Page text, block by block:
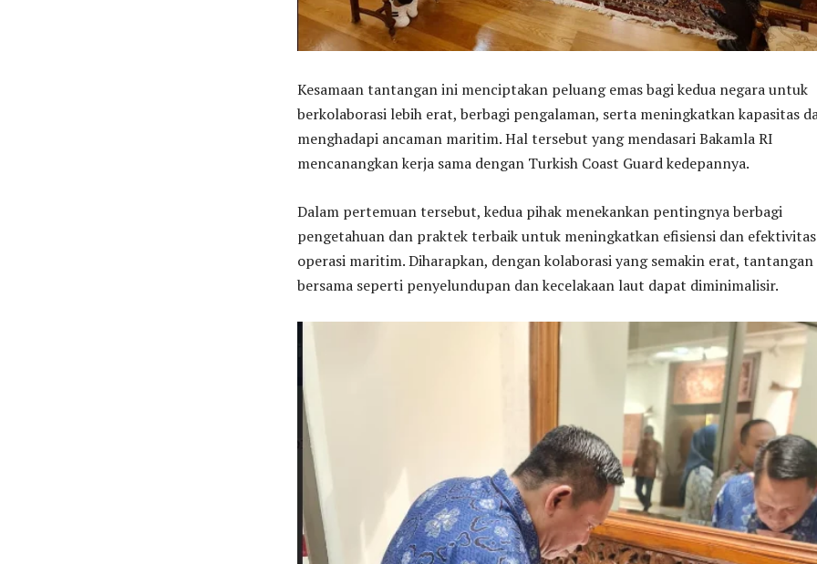
Kesamaan tantangan ini menciptakan peluang emas bagi kedua negara untuk
berkolaborasi lebih erat, berbagi pengalaman, serta meningkatkan kapasitas
menghadapi ancaman maritim. Hal tersebut yang mendasari Bakamla RI
mencanangkan kerja sama dengan Turkish Coast Guard kedepannya.
Dalam pertemuan tersebut, kedua pihak menekankan pentingnya berbagi
pengetahuan dan praktek terbaik untuk meningkatkan efisiensi dan efektivitas
operasi maritim. Diharapkan, dengan kolaborasi yang semakin erat, tantangan
bersama seperti penyelundupan dan kecelakaan laut dapat diminimalisir.